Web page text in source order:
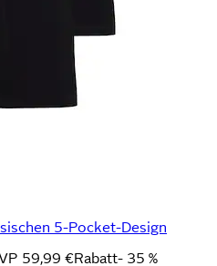
5-Pocket-Design
59,99 €Rabatt- 35 %